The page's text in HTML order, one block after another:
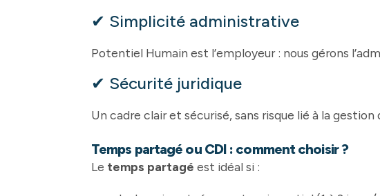
✔ Simplicité administrative
Potentiel Humain est l’employeur : nous gérons
✔ Sécurité juridique
Un cadre clair et sécurisé, sans risque lié à la
Temps partagé ou CDI : comment choisir ?
Le temps partagé est idéal si :